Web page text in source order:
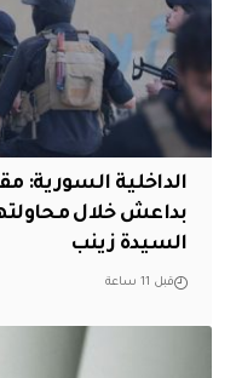
الداخلية
بداعش خلال
السيدة زينب
قبل 11 ساعة